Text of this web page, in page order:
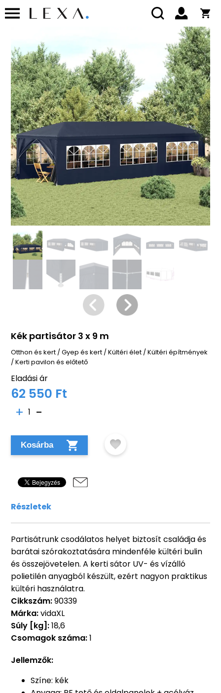
Kék partisátor 3 x 9 m
Otthon és kert /Gyep és kert /Kültéri élet /Kültéri építmények
/Kerti pavilon és előtető
Eladási ár
62 550 Ft
1
Kosárba
Részletek
Partisátrunk csodálatos helyet biztosít családja és
barátai szórakoztatására mindenféle kültéri bulin
és összejövetelen. A kerti sátor UV- és vízálló
polietilén anyagból készült, ezért nagyon praktikus
kültéri használatra.
Cikkszám:90339
Márka:vidaXL
Súly [kg]:18,6
Csomagok száma:1
Jellemzők:
Színe: kék